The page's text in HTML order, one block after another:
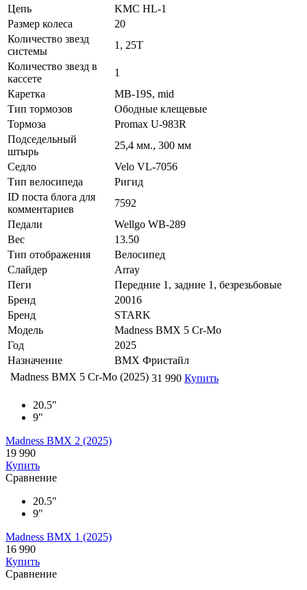
Цепь
KMC HL-1
Размер колеса
20
Количество звезд
системы
1, 25T
Количество звезд в
кассете
1
Каретка
MB-19S, mid
Тип тормозов
Ободные клещевые
Тормоза
Promax U-983R
Подседельный
штырь
25,4 мм., 300 мм
Седло
Velo VL-7056
Тип велосипеда
Ригид
ID поста блога для
комментариев
7592
Педали
Wellgo WB-289
Вес
13.50
Тип отображения
Велосипед
Слайдер
Array
Пеги
Передние 1, задние 1, безрезьбовые
Бренд
20016
Бренд
STARK
Модель
Madness BMX 5 Cr-Mo
Год
2025
Назначение
BMX Фристайл
Madness BMX 5 Cr-Mo (2025) 31 990 Купить
20.5"
9"
Madness BMX 2 (2025)
19 990
Купить
Сравнение
20.5"
9"
Madness BMX 1 (2025)
16 990
Купить
Сравнение